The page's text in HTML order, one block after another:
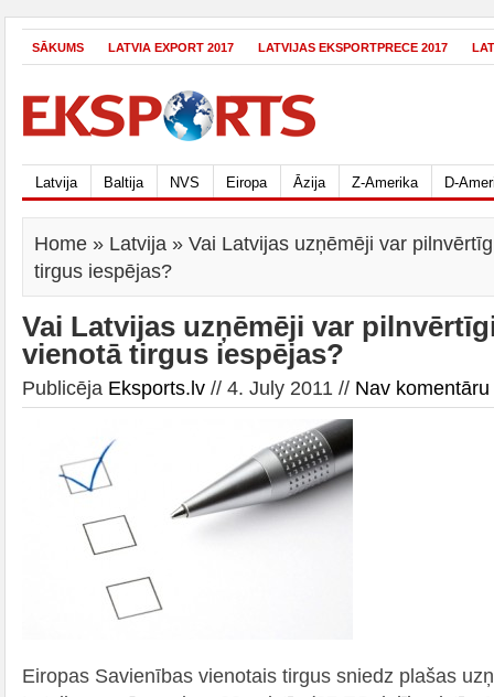
SĀKUMS LATVIA EXPORT 2017 LATVIJAS EKSPORTPRECE 2017
Latvija Baltija NVS Eiropa Āzija Z-Amerika D-
Home » Latvija » Vai Latvijas uzņēmēji var
tirgus iespējas?
Vai Latvijas uzņēmēji var
vienotā tirgus iespējas?
Publicēja Eksports.lv // 4. July 2011 // Nav komentāru
Eiropas Savienības vienotais tirgus sniedz plašas